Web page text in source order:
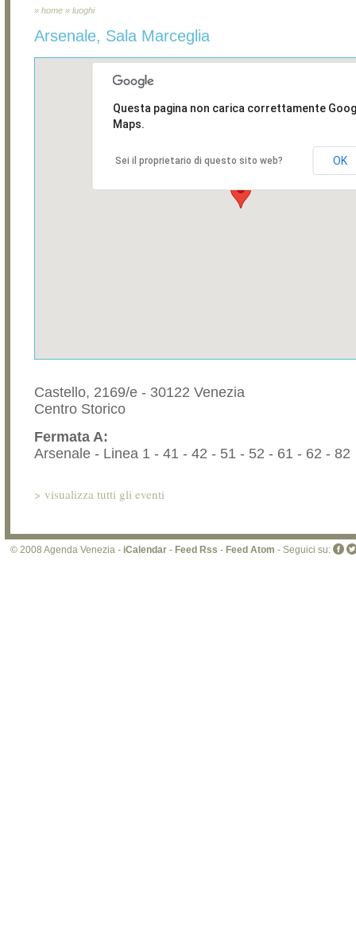
» home » luoghi
Arsenale, Sala Marceglia
Questa pagina non carica correttamente
Maps.
Sei il proprietario di questo sito web? OK
Castello, 2169/e - 30122 Venezia
Centro Storico
Fermata A:
Arsenale - Linea 1 - 41 - 42 - 51 - 52 - 61 - 62 - 82
> visualizza tutti gli eventi
© 2008 Agenda Venezia - iCalendar - Feed Rss - Feed Atom - Seguici su: